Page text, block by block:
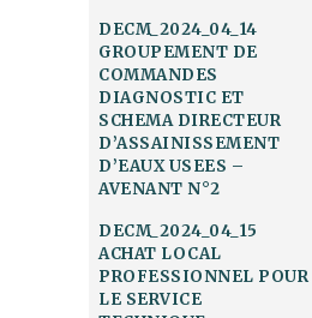
DECM_2024_04_14
GROUPEMENT DE
COMMANDES
DIAGNOSTIC ET
SCHEMA DIRECTEUR
D’ASSAINISSEMENT
D’EAUX USEES –
AVENANT N°2
DECM_2024_04_15
ACHAT LOCAL
PROFESSIONNEL POUR
LE SERVICE